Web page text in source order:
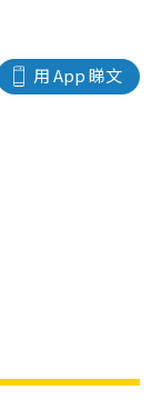
用 App 睇文